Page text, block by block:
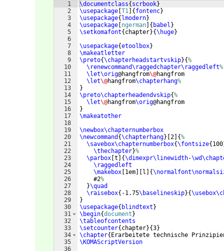
1
2
3
4
5
6
7
8
9
10
11
12
13
14
15
16
17
18
19
20
21
22
23
24
25
26
27
28
29
30
31
32
33
34
35
36
\documentclass{ scrbook}
\usepackage T1 { fontenc}
\usepackage{ lmodern}
\usepackage ngerman { babel }
\setkomafont{ chapter}{\huge}
\usepackage{etoolbox}
\makeatletter
\preto{\chapterheadstartvskip}{%
\renewcommand\raggedchapter\raggedleft%
\let\orig@hangfrom\@hangfrom
\let\@hangfrom\chapterhang%
}
\preto\chapterheadendvskip{%
\let\@hangfrom\orig@hangfrom
}
\makeatother
\newbox\chapternumberbox
\newcommand {\chapterhang} 2 {%
\savebox\chapternumberbox{\fontsize{ 100
\thechapter}%
\parbox t {\dimexpr\linewidth-
\raggedleft
\makebox 1em l {
    #2
%
}\quad
\raisebox{ -1.75\baselineskip}{
}
\usepackage{ blindtext }
\begin{document }
\tableofcontents
\setcounter{ chapter}{3}
\chapter{ Erarbeitete technische
\KOMAScriptVersion